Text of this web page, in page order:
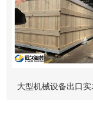
大型机械设备出口